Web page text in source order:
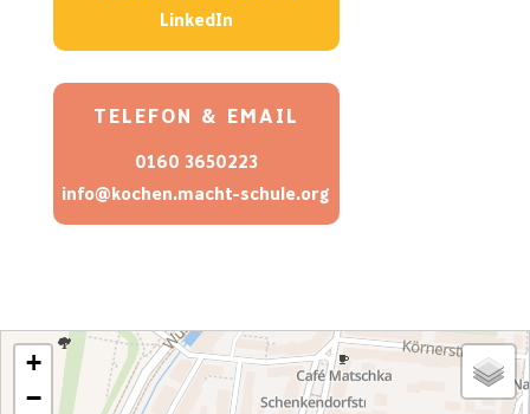
LinkedIn
TELEFON & EMAIL
0160 3650223
info@kochen.macht-schule.org
+
−